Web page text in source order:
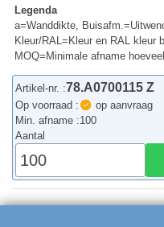
Legenda
a=Wanddikte,
Kleur/RAL=Kleur en RAL kleur
MOQ=Minimale afname
Artikel-nr. :78.A0700115 Z
Op voorraad :
op aanvraag
Min. afname :100
Aantal